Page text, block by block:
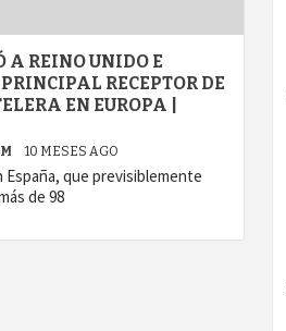
A REINO UNIDO E
RECEPTOR DE
EN EUROPA |
10 MESES AGO
que previsiblemente
de 98